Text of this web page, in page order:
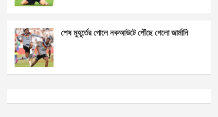
শেষ মুহূর্তের গোলে নকআউটে পৌঁছে গেলো জার্মানি